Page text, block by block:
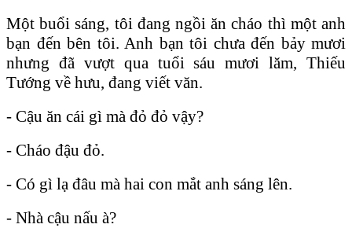
Một buổi sáng, tôi đang ngồi ăn cháo thì một anh
bạn đến bên tôi. Anh bạn tôi chưa đến bảy mươi
nhưng đã vượt qua tuổi sáu mươi lăm, Thiếu
Tướng về hưu, đang viết văn.
- Cậu ăn cái gì mà đỏ đỏ vậy?
- Cháo đậu đỏ.
- Có gì lạ đâu mà hai con mắt anh sáng lên.
- Nhà cậu nấu à?